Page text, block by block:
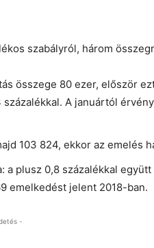
szabályról, három
összege 80 ezer, először
A januártól
103 824, ekkor az emelés
plusz 0,8 százalékkal együtt
emelkedést jelent 2018-ban.
-